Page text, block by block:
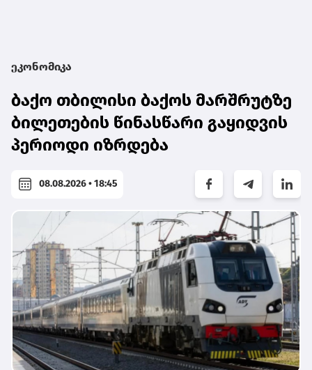
ეკონომიკა
ბაქო თბილისი ბაქოს მარშრუტზე
ბილეთების წინასწარი გაყიდვის
პერიოდი იზრდება
08.08.2026 • 18:45